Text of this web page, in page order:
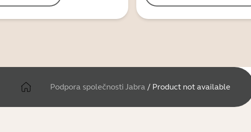
Podpora společnosti Jabra / Product not available